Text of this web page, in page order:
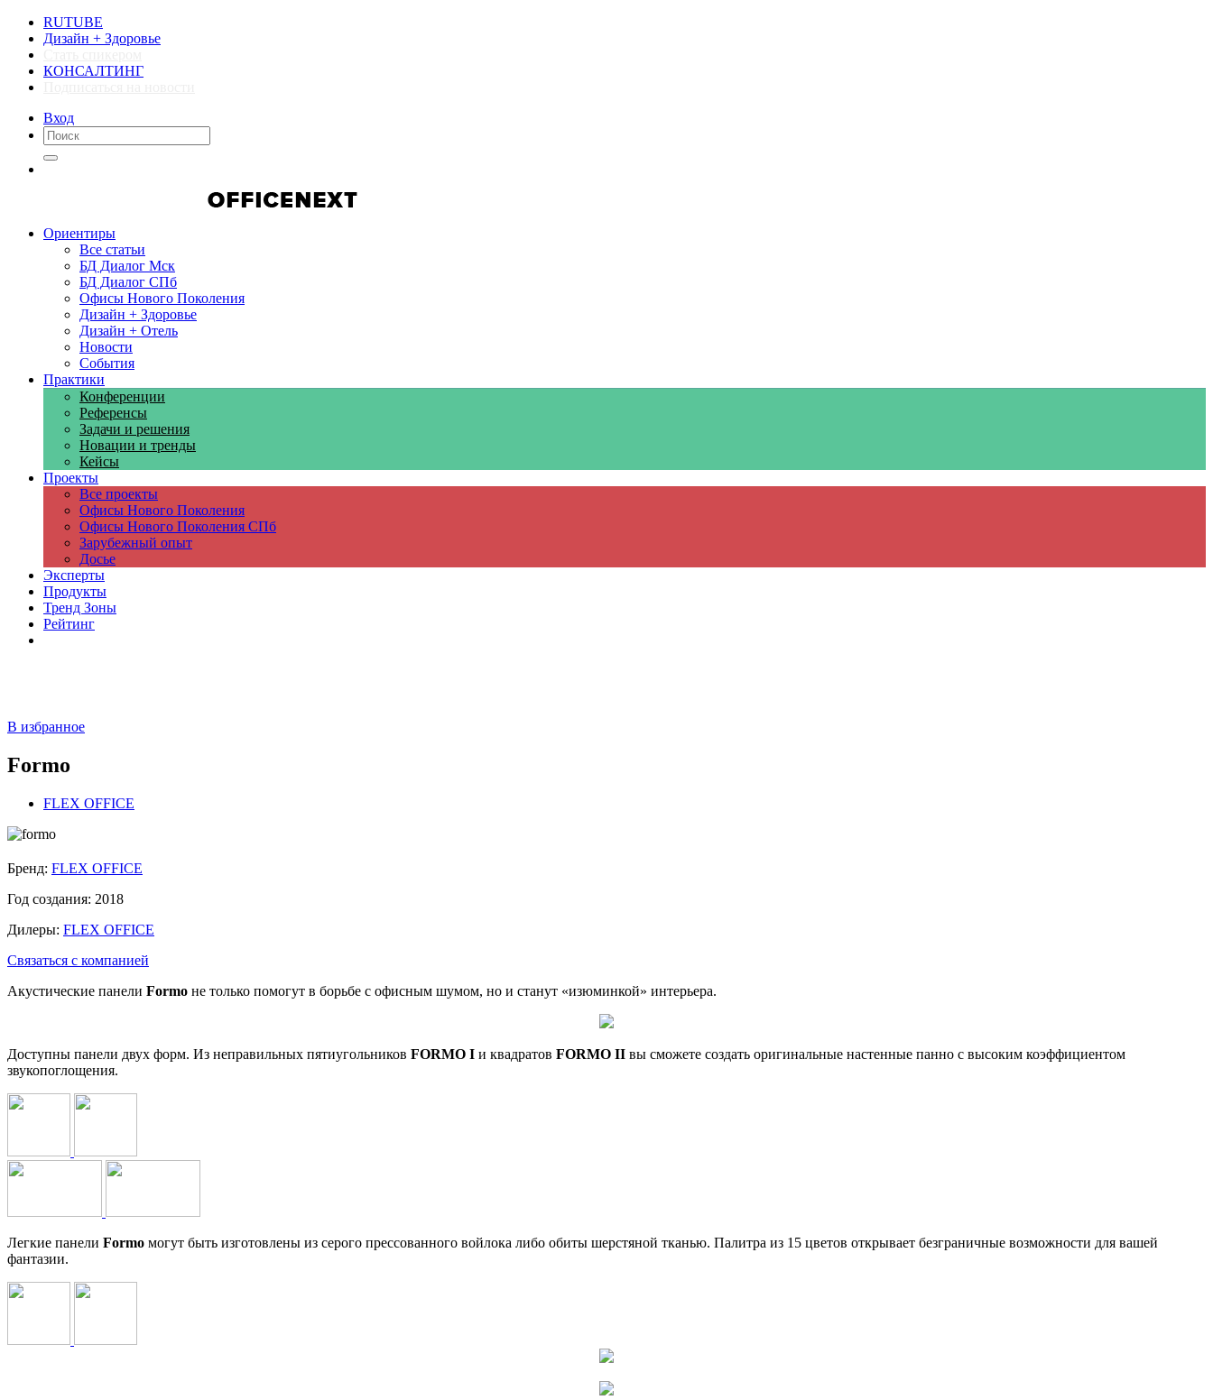
RUTUBE
Дизайн + Здоровье
КОНСАЛТИНГ
Вход
Ориентиры
Все статьи
БД Диалог Мск
БД Диалог СПб
Офисы Нового Поколения
Дизайн + Здоровье
Дизайн + Отель
Новости
События
Практики
Конференции
Референсы
Задачи и решения
Новации и тренды
Кейсы
Проекты
Все проекты
Офисы Нового Поколения
Офисы Нового Поколения СПб
Зарубежный опыт
Досье
Эксперты
Продукты
Тренд Зоны
Рейтинг
В избранное
Formo
FLEX OFFICE
Бренд: FLEX OFFICE
Год создания: 2018
Дилеры: FLEX OFFICE
Связаться с компанией
Акустические панели Formo не только помогут в борьбе с офисным шумом, но и станут «изюминкой» интерьера.
Доступны панели двух форм. Из неправильных пятиугольников FORMO I и квадратов FORMO II вы сможете создать оригинальные настенные панно с высоким коэффициентом
звукопоглощения.
Легкие панели Formo могут быть изготовлены из серого прессованного войлока либо обиты шерстяной тканью. Палитра из 15 цветов открывает безграничные возможности для вашей
фантазии.